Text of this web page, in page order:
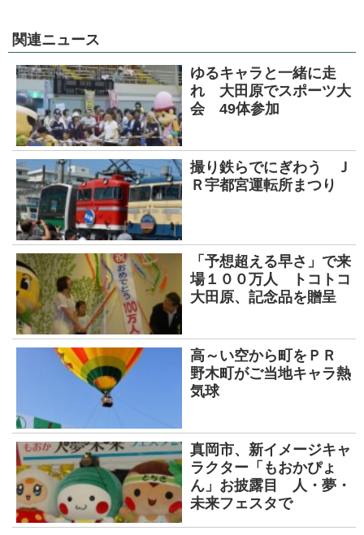
関連ニュース
ゆるキャラと一緒に走
れ 大田原でスポーツ大
会 49体参加
撮り鉄らでにぎわう Ｊ
Ｒ宇都宮運転所まつり
「予想超える早さ」で来
場１００万人 トコトコ
大田原、記念品を贈呈
高～い空から町をＰＲ
野木町がご当地キャラ熱
気球
真岡市、新イメージキャ
ラクター「もおかぴょ
ん」お披露目 人・夢・
未来フェスタで